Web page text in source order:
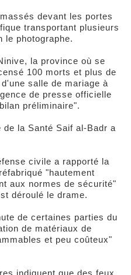
devant les portes
transportant plusieurs
le photographe.
la province où se
100 morts et plus de
salle de mariage à
de presse officielle
préliminaire".
la Santé Saif al-Badr a
civile a rapporté la
"hautement
aux normes de sécurité"
déroulé le drame.
de certaines parties du
de matériaux de
et peu coûteux"